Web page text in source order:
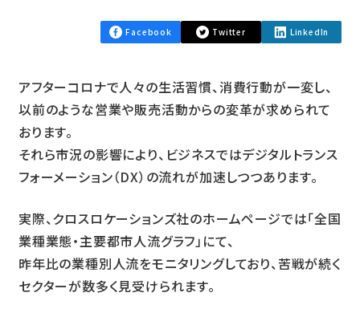
Facebook Twitter LinkedIn
アフターコロナで人々の生活習慣、消費行動が一変し、
以前のような営業や販売活動からの変革が求められて
おります。
それら市況の影響により、ビジネスではデジタルトランス
フォーメーション（DX）の流れが加速しつつあります。
実際、クロスロケーションズ社のホームページでは「全国
業種業態・主要都市人流グラフ」にて、
昨年比の業種別人流をモニタリングしており、苦戦が続く
セクターが数多く見受けられます。